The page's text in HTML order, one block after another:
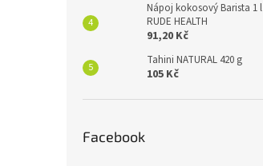
Nápoj kokosový Barista 1 l
RUDE HEALTH
91,20 Kč
Tahini NATURAL 420 g
105 Kč
Facebook